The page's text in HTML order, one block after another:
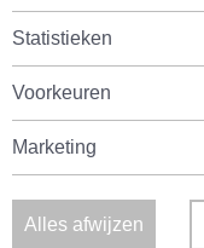
Statistieken
Voorkeuren
Marketing
Alles afwijzen